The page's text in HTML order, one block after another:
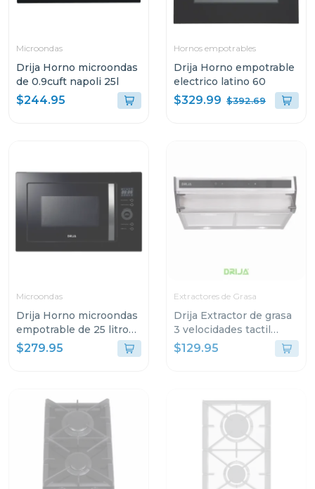
Microondas
Drija Horno microondas
de 0.9cuft napoli 25l
$244.95
Hornos empotrables
Drija Horno empotrable
electrico latino 60
$329.99 $392.69
Microondas
Drija Horno microondas
empotrable de 25 litros
florencia
$279.95
Extractores de Grasa
Drija Extractor de grasa
3 velocidades tactil
60cm slim touch
$129.95